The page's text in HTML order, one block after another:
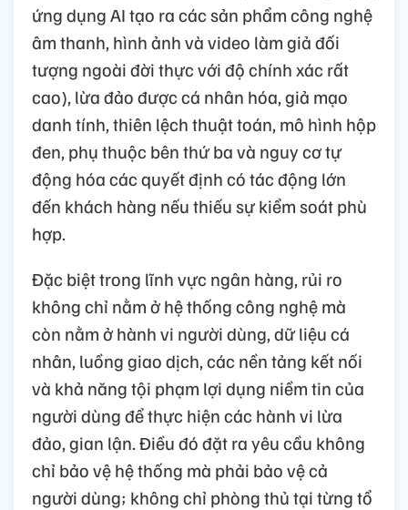
ứng dụng AI tạo ra các sản phẩm công nghệ
âm thanh, hình ảnh và video làm giả đối
tượng ngoài đời thực với độ chính xác rất
cao), lừa đảo được cá nhân hóa, giả mạo
danh tính, thiên lệch thuật toán, mô hình hộp
đen, phụ thuộc bên thứ ba và nguy cơ tự
động hóa các quyết định có tác động lớn
đến khách hàng nếu thiếu sự kiểm soát phù
hợp.
Đặc biệt trong lĩnh vực ngân hàng, rủi ro
không chỉ nằm ở hệ thống công nghệ mà
còn nằm ở hành vi người dùng, dữ liệu cá
nhân, luồng giao dịch, các nền tảng kết nối
và khả năng tội phạm lợi dụng niềm tin của
người dùng để thực hiện các hành vi lừa
đảo, gian lận. Điều đó đặt ra yêu cầu không
chỉ bảo vệ hệ thống mà phải bảo vệ cả
người dùng; không chỉ phòng thủ tại từng tổ